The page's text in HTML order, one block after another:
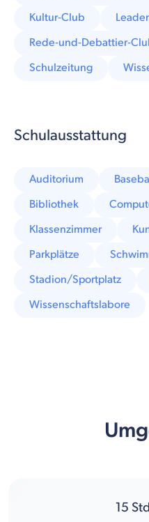
Kultur-Club
Rede-und-Debattier-
Schulzeitung
Schulausstattung
Auditorium
Bibliothek
Klassenzimmer
Parkplätze
Stadion/Sportplatz
Wissenschaftslabore
15